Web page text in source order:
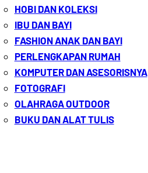
HOBI DAN KOLEKSI
IBU DAN BAYI
FASHION ANAK DAN BAYI
PERLENGKAPAN RUMAH
KOMPUTER DAN ASESORISNYA
FOTOGRAFI
OLAHRAGA OUTDOOR
BUKU DAN ALAT TULIS